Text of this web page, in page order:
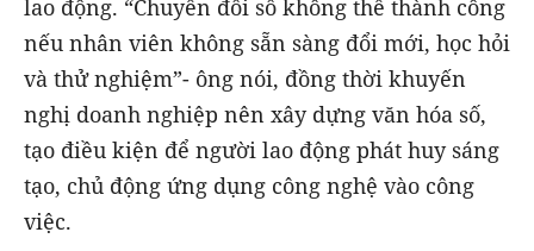
lao động. “Chuyển đổi số không thể thành công
nếu nhân viên không sẵn sàng đổi mới, học hỏi
và thử nghiệm”- ông nói, đồng thời khuyến
nghị doanh nghiệp nên xây dựng văn hóa số,
tạo điều kiện để người lao động phát huy sáng
tạo, chủ động ứng dụng công nghệ vào công
việc.